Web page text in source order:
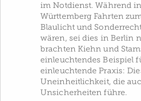
im Notdienst. Während
Württemberg Fahrten
Blaulicht und
wären, sei dies in Berlin
brachten Kiehn und
einleuchtendes Beispiel
einleuchtende Praxis:
Uneinheitlichkeit, die
Unsicherheiten führe.